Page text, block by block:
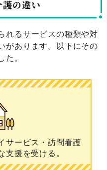
の違い
れるサービスの種類や対
があります。以下にその
た。
サービス・訪問看護
支援を受ける。